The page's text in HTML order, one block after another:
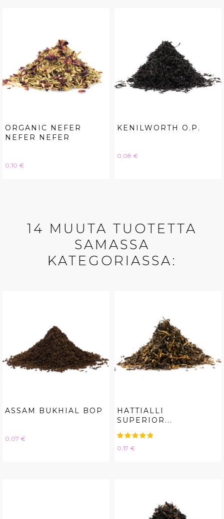
ORGANIC NEFER
NEFER NEFER
Hinta
0,10 €
KENILWORTH O.P.
Hinta
0,08 €
14 MUUTA TUOTETTA
SAMASSA
KATEGORIASSA:
ASSAM BUKHIAL BOP
Hinta
0,07 €
HATTIALLI
SUPERIOR...
Hinta
0,17 €